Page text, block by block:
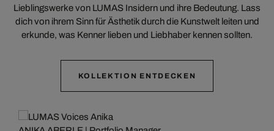
Lieblingswerke von LUMAS Insidern und ihre Bedeutung. Lass
dich von ihrem Sinn für Ästhetik durch die Kunstwelt leiten und
erkunde, was Kenner lieben und Liebhaber kennen sollten.
KOLLEKTION ENTDECKEN